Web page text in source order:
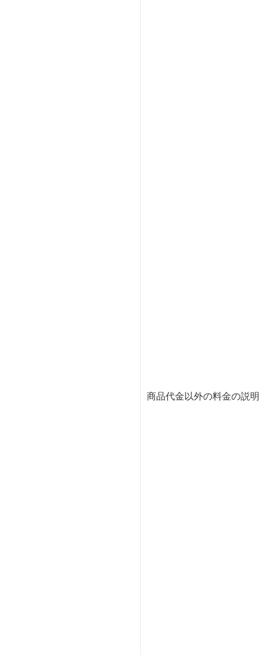
商品代金以外の料金の説明